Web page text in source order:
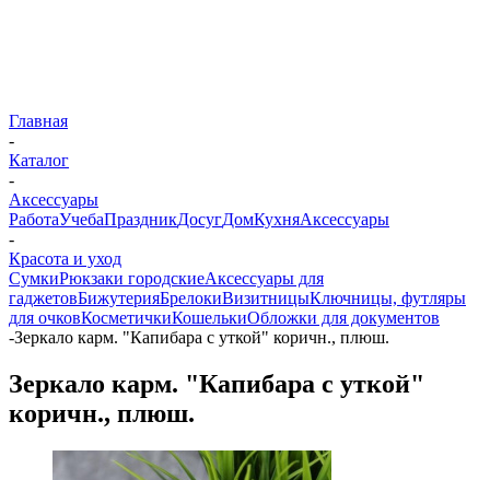
Главная
-
Каталог
-
Аксессуары
РаботаУчебаПраздникДосугДомКухняАксессуары
-
Красота и уход
СумкиРюкзаки городскиеАксессуары для
гаджетовБижутерияБрелокиВизитницыКлючницы, футляры
для очковКосметичкиКошелькиОбложки для документов
-Зеркало карм. "Капибара с уткой" коричн., плюш.
Зеркало карм. "Капибара с уткой"
коричн., плюш.